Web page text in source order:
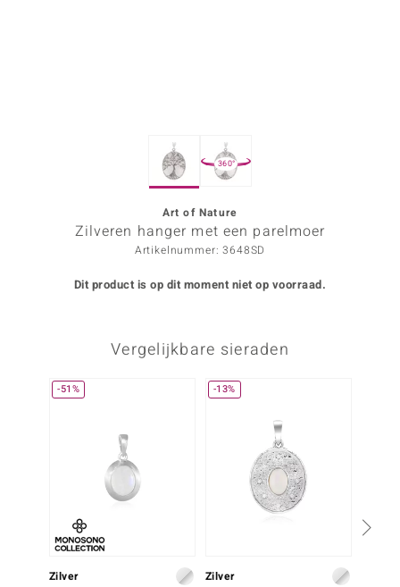
Collection
360°
Art of Nature
Zilveren hanger met een parelmoer
Artikelnummer: 3648SD
Dit product is op dit moment niet op voorraad.
Vergelijkbare sieraden
-51%
Zilver
-13%
Zilver